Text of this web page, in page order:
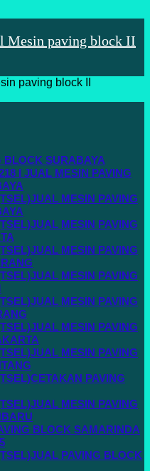
BLOCK SURABAYA
I JUAL MESIN PAVING
MESIN PAVING
MESIN PAVING
MESIN PAVING
MESIN PAVING
MESIN PAVING
MESIN PAVING
MESIN PAVING
PAVING
MESIN PAVING
BLOCK SAMARINDA
PAVING BLOCK